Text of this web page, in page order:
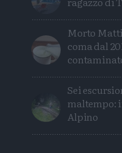
Morto
coma dal
Sei
maltempo:
Alpino